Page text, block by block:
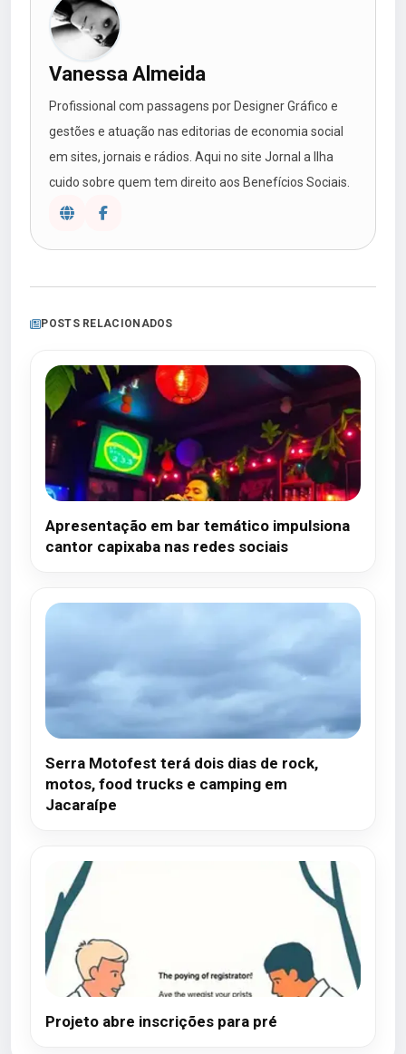
Vanessa Almeida
Profissional com passagens por Designer Gráfico e
gestões e atuação nas editorias de economia social
em sites, jornais e rádios. Aqui no site Jornal a Ilha
cuido sobre quem tem direito aos Benefícios Sociais.
POSTS RELACIONADOS
Apresentação em bar temático impulsiona
cantor capixaba nas redes sociais
Serra Motofest terá dois dias de rock,
motos, food trucks e camping em
Jacaraípe
Projeto abre inscrições para pré